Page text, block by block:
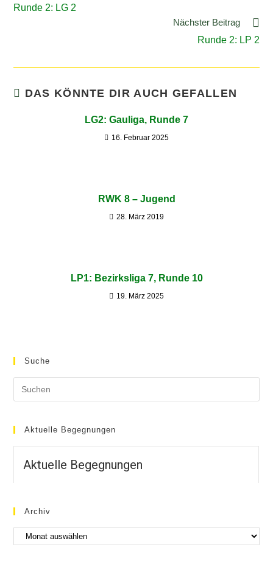
Runde 2: LG 2
Nächster Beitrag
Runde 2: LP 2
DAS KÖNNTE DIR AUCH GEFALLEN
LG2: Gauliga, Runde 7
16. Februar 2025
RWK 8 – Jugend
28. März 2019
LP1: Bezirksliga 7, Runde 10
19. März 2025
Suche
Aktuelle Begegnungen
Aktuelle Begegnungen
Archiv